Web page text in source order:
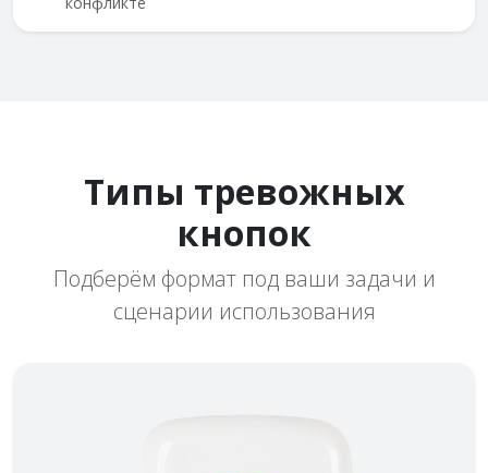
Типы тревожных
кнопок
Подберём формат под ваши задачи и
сценарии использования